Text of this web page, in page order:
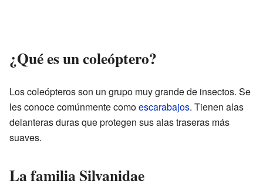
¿Qué es un coleóptero?
Los coleópteros son un grupo muy grande de insectos. Se
les conoce comúnmente comoescarabajos. Tienen alas
delanteras duras que protegen sus alas traseras más
suaves.
La familia Silvanidae